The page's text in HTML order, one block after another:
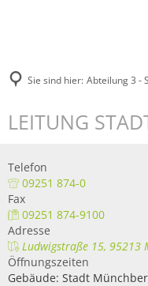
Sie sind hier: Abteilung 3 -
LEITUNG
Telefon
09251 874-0
Fax
09251 874-9100
Adresse
Ludwigstraße 15, 95213
Öffnungszeiten
Gebäude: Stadt